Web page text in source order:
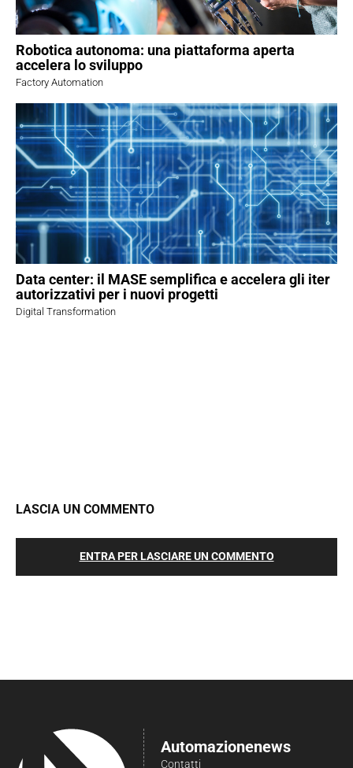
Robotica autonoma: una piattaforma aperta
accelera lo sviluppo
Factory Automation
Data center: il MASE semplifica e accelera gli iter
autorizzativi per i nuovi progetti
Digital Transformation
LASCIA UN COMMENTO
ENTRA PER LASCIARE UN COMMENTO
Automazionenews
Contatti